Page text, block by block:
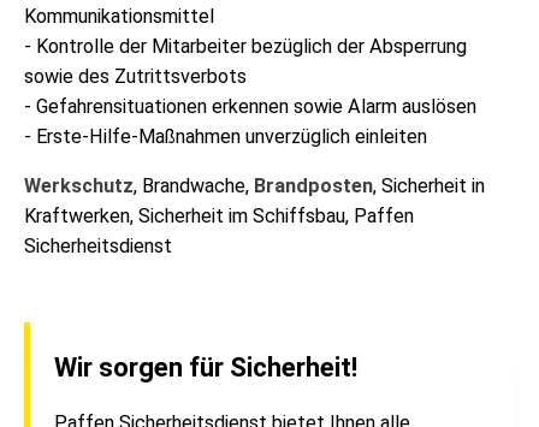
Kommunikationsmittel
- Kontrolle der Mitarbeiter bezüglich der Absperrung
sowie des Zutrittsverbots
- Gefahrensituationen erkennen sowie Alarm auslösen
- Erste-Hilfe-Maßnahmen unverzüglich einleiten
Werkschutz, Brandwache, Brandposten, Sicherheit in
Kraftwerken, Sicherheit im Schiffsbau, Paffen
Sicherheitsdienst
Wir sorgen für Sicherheit!